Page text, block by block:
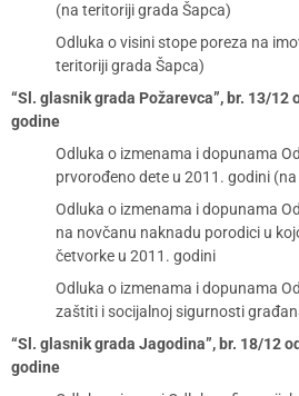
(na teritoriji grada Šapca)
Odluka o visini stope poreza na
teritoriji grada Šapca)
“Sl. glasnik grada Požarevca”, br. 13/12
godine
Odluka o izmenama i dopunama
prvorođeno dete u 2011. godini
Odluka o izmenama i dopunama
na novčanu naknadu porodici u
četvorke u 2011. godini
Odluka o izmenama i dopunama
zaštiti i socijalnoj sigurnosti
“Sl. glasnik grada Jagodina”, br. 18/12
godine